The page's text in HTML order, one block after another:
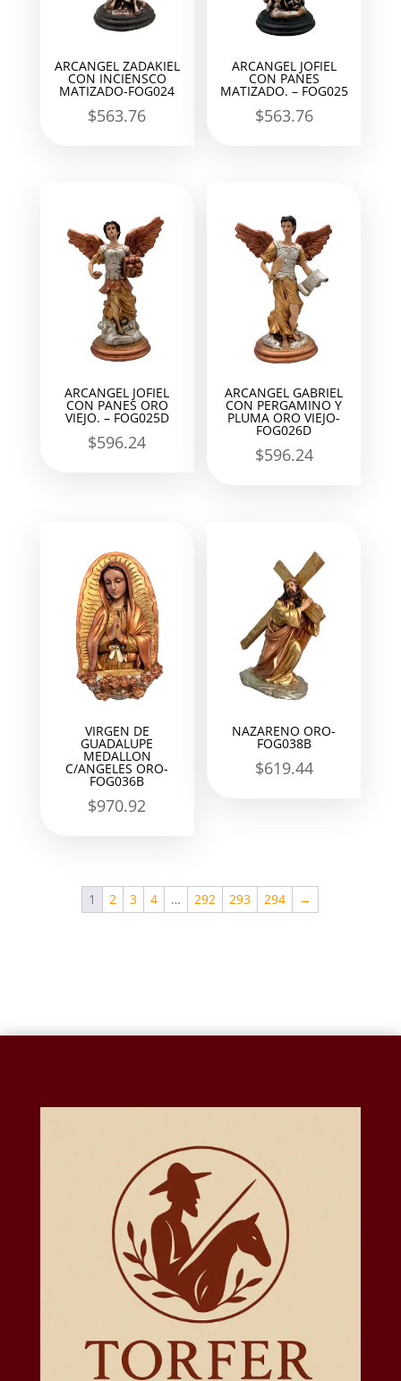
ARCANGEL ZADAKIEL
CON INCIENSCO
MATIZADO-FOG024
$563.76
ARCANGEL JOFIEL
CON PANES
MATIZADO. – FOG025
$563.76
ARCANGEL JOFIEL
CON PANES ORO
VIEJO. – FOG025D
$596.24
ARCANGEL GABRIEL
CON PERGAMINO Y
PLUMA ORO VIEJO-
FOG026D
$596.24
VIRGEN DE
GUADALUPE
MEDALLON
C/ANGELES ORO-
FOG036B
$970.92
NAZARENO ORO-
FOG038B
$619.44
1 2 3 4 … 292 293 294 →